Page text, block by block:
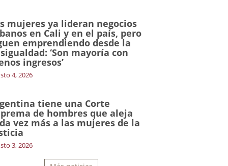
mujeres ya lideran negocios
en Cali y en el país, pero
emprendiendo desde la
‘Son mayoría con
ingresos’
4, 2026
tiene una Corte
de hombres que aleja
vez más a las mujeres de la
3, 2026